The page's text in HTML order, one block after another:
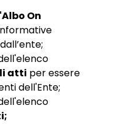
On
atti per essere
dell'Ente;